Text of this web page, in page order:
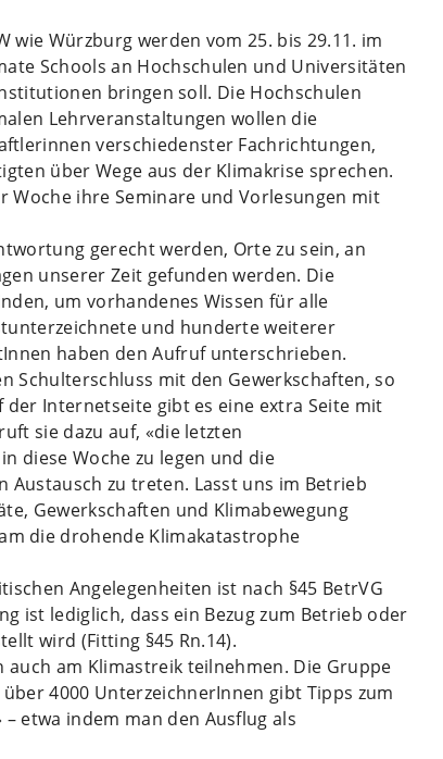
wie Würzburg werden vom 25. bis 29.11. im
Schools an Hochschulen und Universitäten
bringen soll. Die Hochschulen
Lehrveranstaltungen wollen die
verschiedenster Fachrichtungen,
über Wege aus der Klimakrise sprechen.
Woche ihre Seminare und Vorlesungen mit
gerecht werden, Orte zu sein, an
unserer Zeit gefunden werden. Die
um vorhandenes Wissen für alle
und hunderte weiterer
haben den Aufruf unterschrieben.
Schulterschluss mit den Gewerkschaften, so
der Internetseite gibt es eine extra Seite mit
sie dazu auf, «die letzten
diese Woche zu legen und die
Austausch zu treten. Lasst uns im Betrieb
Gewerkschaften und Klimabewegung
die drohende Klimakatastrophe
Angelegenheiten ist nach §45 BetrVG
ist lediglich, dass ein Bezug zum Betrieb oder
wird (Fitting §45 Rn.14).
auch am Klimastreik teilnehmen. Die Gruppe
4000 UnterzeichnerInnen gibt Tipps zum
etwa indem man den Ausflug als